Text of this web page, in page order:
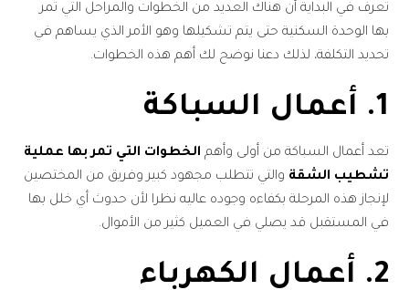
تعرف في البداية أن هناك العديد من الخطوات والمراحل التي تمر
بها الوحدة السكنية حتى يتم تشكيلها وهو الأمر الذي يساهم في
تحديد التكلفة، لذلك دعنا نوضح لك أهم هذه الخطوات.
1. أعمال السباكة
تعد أعمال السباكة من أولى وأهم الخطوات التي تمر بها عملية
تشطيب الشقة والتي تتطلب مجهود كبير وفريق من المختصين
لإنجاز هذه المرحلة بكفاءه وجوده عاليه نظرا لأن حدوث أي خلل بها
في المستقبل قد يصلي في العميل كثير من الأموال.
2. أعمال الكهرباء